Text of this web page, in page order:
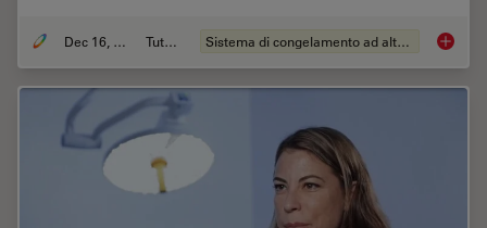
Dec 16, 2025 Tutorial Sistema di congelamento ad alta pressione Brief